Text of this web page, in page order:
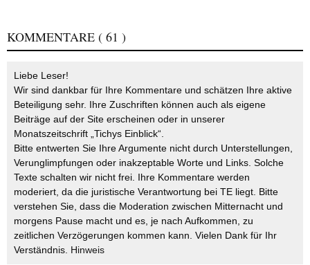
KOMMENTARE ( 61 )
Liebe Leser!
Wir sind dankbar für Ihre Kommentare und schätzen Ihre aktive
Beteiligung sehr. Ihre Zuschriften können auch als eigene
Beiträge auf der Site erscheinen oder in unserer
Monatszeitschrift „Tichys Einblick“.
Bitte entwerten Sie Ihre Argumente nicht durch Unterstellungen,
Verunglimpfungen oder inakzeptable Worte und Links. Solche
Texte schalten wir nicht frei. Ihre Kommentare werden
moderiert, da die juristische Verantwortung bei TE liegt. Bitte
verstehen Sie, dass die Moderation zwischen Mitternacht und
morgens Pause macht und es, je nach Aufkommen, zu
zeitlichen Verzögerungen kommen kann. Vielen Dank für Ihr
Verständnis. Hinweis